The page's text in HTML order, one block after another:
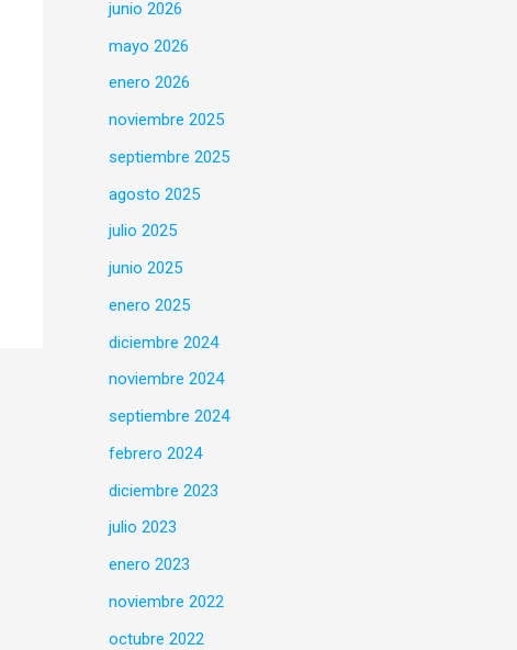
junio 2026
mayo 2026
enero 2026
noviembre 2025
septiembre 2025
agosto 2025
julio 2025
junio 2025
enero 2025
diciembre 2024
noviembre 2024
septiembre 2024
febrero 2024
diciembre 2023
julio 2023
enero 2023
noviembre 2022
octubre 2022